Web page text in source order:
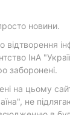
новини.
ІнА
заборонені.
на цьому
не